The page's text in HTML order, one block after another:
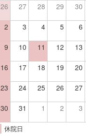
26 27 28 29 30
2 3 4 5 6
9 10 11 12 13
16 17 18 19 20
23 24 25 26 27
30 31 1 2 3
休院日